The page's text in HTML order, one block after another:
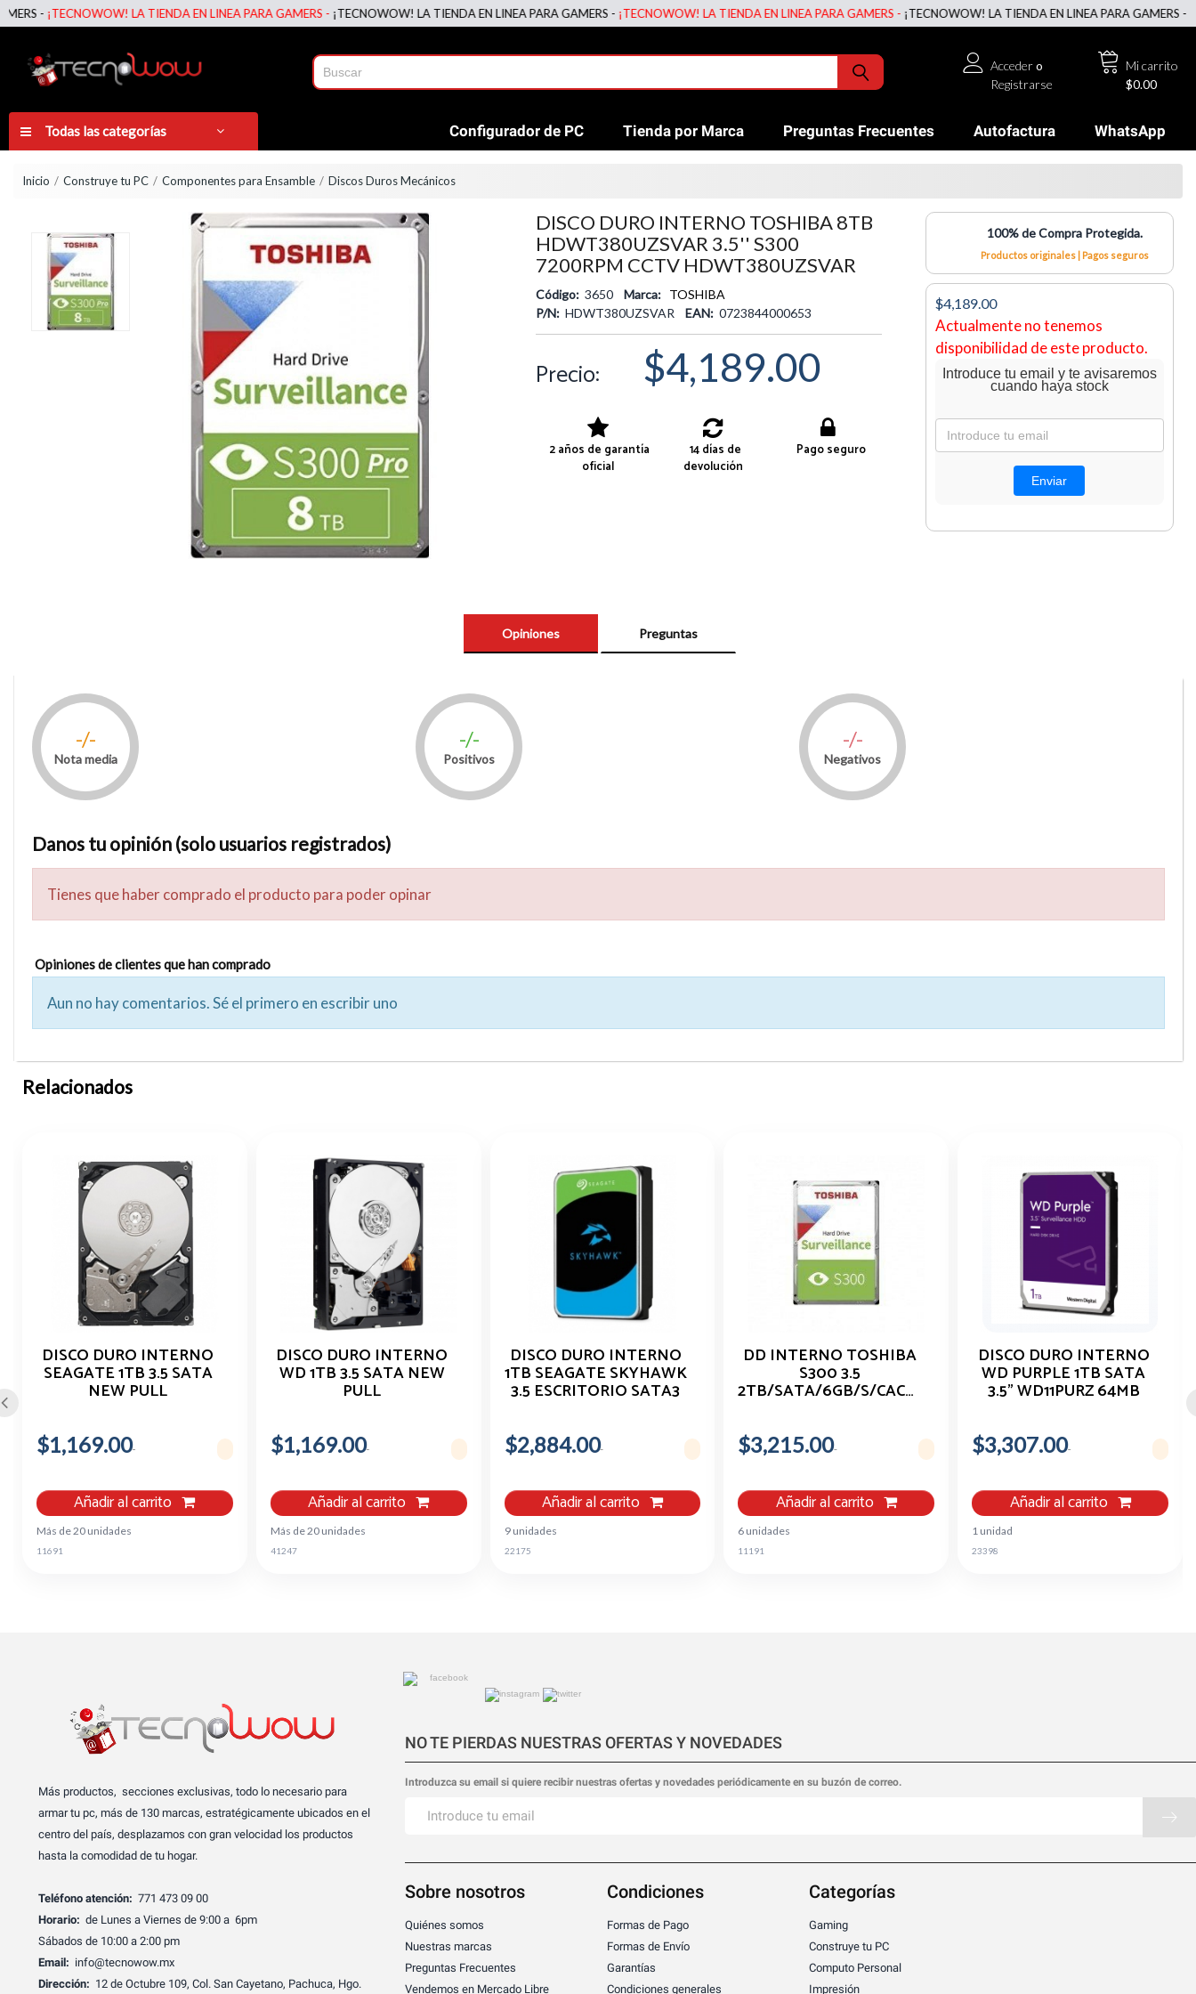
-¡TECNOWOW! LA TIENDA EN LINEA PARA GAMERS -¡TECNOWOW! LA TIENDA EN LINEA PARA GAMERS -¡TECNOWOW! LA TIENDA EN LINEA PARA GAMERS -¡TECNOWOW! LA TIENDA EN LINEA PARA GAMERS -
Mi carrito
$0.00
Accedero
Registrarse
Todas las categorías Configurador de PC Tienda por Marca Preguntas Frecuentes Autofactura WhatsApp
Inicio Construye tu PC Componentes para Ensamble Discos Duros Mecánicos
DISCO DURO INTERNO TOSHIBA 8TB
HDWT380UZSVAR 3.5'' S300
7200RPM CCTV HDWT380UZSVAR
Código: 3650 Marca: TOSHIBA
P/N: HDWT380UZSVAR EAN: 0723844000653
Precio: $4,189.00
2 años de garantía
oficial
14 días de
devolución
Pago seguro
100% de Compra Protegida.
Productos originales | Pagos seguros
$4,189.00
Actualmente no tenemos
disponibilidad de este producto.
Introduce tu email y te avisaremos
cuando haya stock
Opiniones Preguntas
-/-
Nota media
-/-
Positivos
-/-
Negativos
Danos tu opinión (solo usuarios registrados)
Tienes que haber comprado el producto para poder opinar
Opiniones de clientes que han comprado
Aun no hay comentarios. Sé el primero en escribir uno
Relacionados
DISCO DURO INTERNO
SEAGATE 1TB 3.5 SATA
NEW PULL
$1,169.00
Añadir al carrito
Más de 20 unidades
11691
DISCO DURO INTERNO
WD 1TB 3.5 SATA NEW
PULL
$1,169.00
Añadir al carrito
Más de 20 unidades
41247
DISCO DURO INTERNO
1TB SEAGATE SKYHAWK
3.5 ESCRITORIO SATA3
$2,884.00
Añadir al carrito
9 unidades
22175
DD INTERNO TOSHIBA
S300 3.5
2TB/SATA/6GB/S/CACHE
BAHIAS/1-64 CAMARAS
$3,215.00
Añadir al carrito
6 unidades
11191
DISCO DURO INTERNO
WD PURPLE 1TB SATA
3.5" WD11PURZ 64MB
$3,307.00
Añadir al carrito
1 unidad
23398
Más productos, secciones exclusivas, todo lo necesario para
armar tu pc, más de 130 marcas, estratégicamente ubicados en el
centro del país, desplazamos con gran velocidad los productos
hasta la comodidad de tu hogar.
Teléfono atención: 771 473 09 00
Horario: de Lunes a Viernes de 9:00 a 6pm
Sábados de 10:00 a 2:00 pm
Email: info@tecnowow.mx
Dirección: 12 de Octubre 109, Col. San Cayetano, Pachuca, Hgo.
NO TE PIERDAS NUESTRAS OFERTAS Y NOVEDADES
Introduzca su email si quiere recibir nuestras ofertas y novedades periódicamente en su buzón de correo.
Sobre nosotros
Quiénes somos
Nuestras marcas
Preguntas Frecuentes
Vendemos en Mercado Libre
Condiciones
Formas de Pago
Formas de Envío
Garantías
Condiciones generales
Categorías
Gaming
Construye tu PC
Computo Personal
Impresión